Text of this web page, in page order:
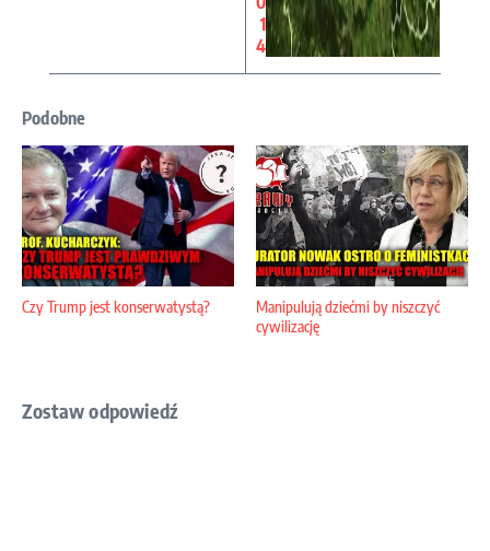
1
4
Podobne
Czy Trump jest konserwatystą?
Manipulują dziećmi by niszczyć
cywilizację
Zostaw odpowiedź